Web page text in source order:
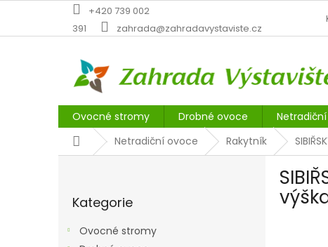
obsah
+420 739 002
391
zahrada@zahradavystaviste.cz
Ovocné stromy Drobné ovoce
DomůNetradiční ovoce Rakytník
kategorie
Kategorie
Ovocné stromy